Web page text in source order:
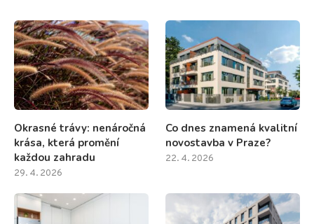
Okrasné trávy: nenáročná
krása, která promění
každou zahradu
29. 4. 2026
Co dnes znamená kvalitní
novostavba v Praze?
22. 4. 2026